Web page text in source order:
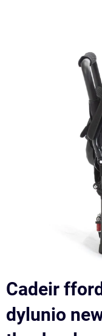
Cadeir
dylunio